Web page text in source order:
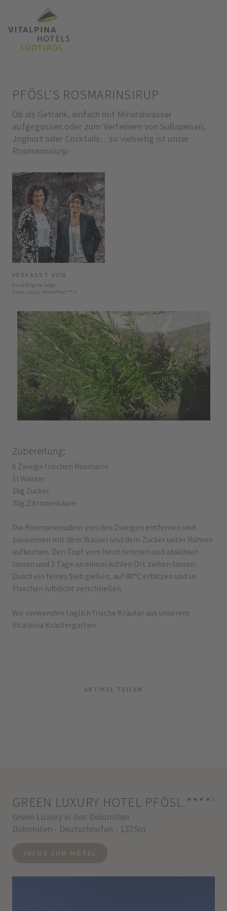
PFÖSL’S ROSMARINSIRUP
Ob als Getränk, einfach mit Mineralwasser
aufgegossen oder zum Verfeinern von Süßspeisen,
Joghurt oder Cocktails…so vielseitig ist unser
Rosmarinsiurp
VERFASST VON
Eva & Brigitte Zelger
Green Luxury Hotel Pfösl ****s
Zubereitung:
6 Zweige frischen Rosmarin
1l Wasser
1kg Zucker
20g Zitronensäure
Die Rosmarinnadeln von den Zweigen entfernen und
zusammen mit dem Wasser und dem Zucker unter Rühren
aufkochen. Den Topf vom Herd nehmen und abkühlen
lassen und 2 Tage an einem kühlen Ort ziehen lassen.
Durch ein feines Sieb gießen, auf 80°C erhitzen und in
Flaschen luftdicht verschließen.
Wir verwenden täglich frische Kräuter aus unserem
Vitalpina Kräutergarten.
ARTIKEL TEILEN
GREEN LUXURY HOTEL PFÖSL **** s
Green Luxury in den Dolomiten
Dolomiten - Deutschnofen - 1375m
INFOS ZUM HOTEL